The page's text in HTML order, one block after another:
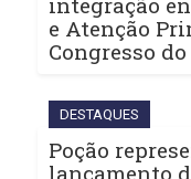
e Atenção
Congresso do
DESTAQUES
Poção
lançamento